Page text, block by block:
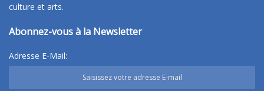
culture et arts.
Abonnez-vous à la Newsletter
Adresse E-Mail: